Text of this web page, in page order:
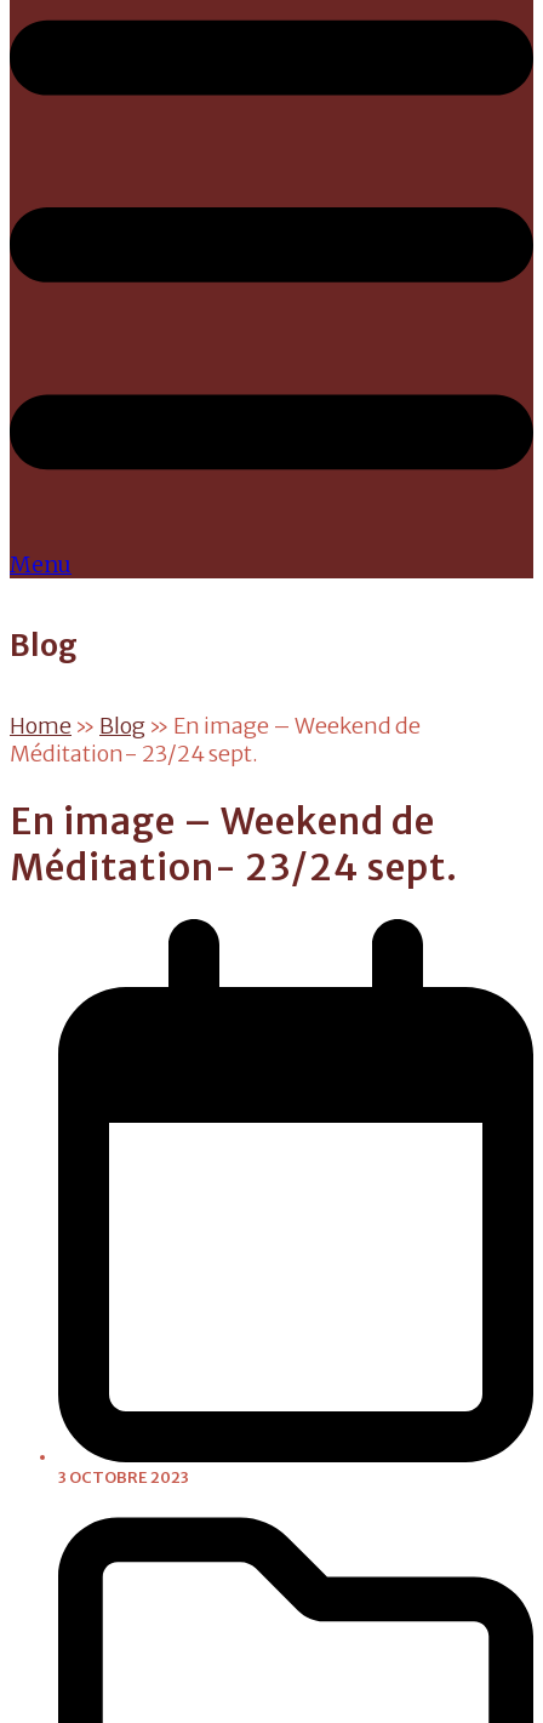
Menu
Blog
Home » Blog » En image – Weekend de
Méditation- 23/24 sept.
En image – Weekend de
Méditation- 23/24 sept.
3 OCTOBRE 2023